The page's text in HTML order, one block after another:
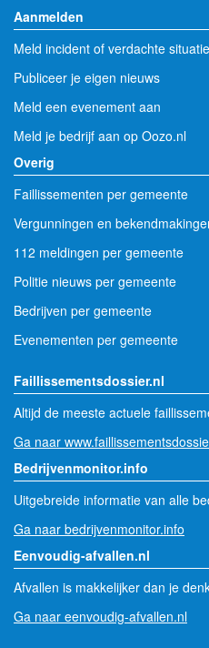
Aanmelden
Meld incident of verdachte situatie
Publiceer je eigen nieuws
Meld een evenement aan
Meld je bedrijf aan op Oozo.nl
Overig
Faillissementen per gemeente
Vergunningen en
112 meldingen per gemeente
Politie nieuws per gemeente
Bedrijven per gemeente
Evenementen per gemeente
Faillissementsdossier.nl
Altijd de meeste actuele
Ga naar
Bedrijvenmonitor.info
Uitgebreide informatie van alle
Ga naar bedrijvenmonitor.info
Eenvoudig-afvallen.nl
Afvallen is makkelijker dan je
Ga naar eenvoudig-afvallen.nl